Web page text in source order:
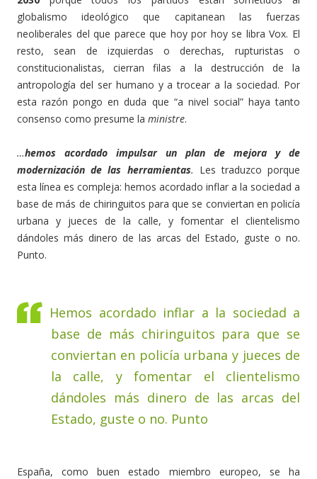
globalismo ideológico que capitanean las fuerzas
neoliberales del que parece que hoy por hoy se libra Vox. El
resto, sean de izquierdas o derechas, rupturistas o
constitucionalistas, cierran filas a la destrucción de la
antropología del ser humano y a trocear a la sociedad. Por
esta razón pongo en duda que “a nivel social” haya tanto
consenso como presume la ministre.
…hemos acordado impulsar un plan de mejora y de
modernización de las herramientas. Les traduzco porque
esta línea es compleja: hemos acordado inflar a la sociedad a
base de más de chiringuitos para que se conviertan en policía
urbana y jueces de la calle, y fomentar el clientelismo
dándoles más dinero de las arcas del Estado, guste o no.
Punto.
Hemos acordado inflar a la sociedad a
base de más chiringuitos para que se
conviertan en policía urbana y jueces de
la calle, y fomentar el clientelismo
dándoles más dinero de las arcas del
Estado, guste o no. Punto
España, como buen estado miembro europeo, se ha